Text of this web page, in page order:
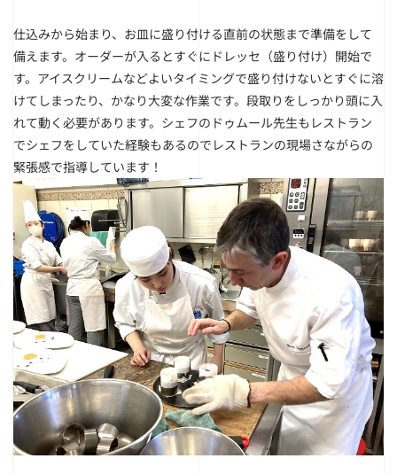
仕込みから始まり、お皿に盛り付ける直前の状態まで準備をして
備えます。オーダーが入るとすぐにドレッセ（盛り付け）開始で
す。アイスクリームなどよいタイミングで盛り付けないとすぐに溶
けてしまったり、かなり大変な作業です。段取りをしっかり頭に入
れて動く必要があります。シェフのドゥムール先生もレストラン
でシェフをしていた経験もあるのでレストランの現場さながらの
緊張感で指導しています！